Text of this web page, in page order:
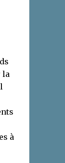
la
à